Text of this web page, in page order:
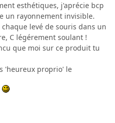
esthétiques, j'aprécie bcp
un rayonnement invisible.
levé de souris dans un
C légérement soulant !
que moi sur ce produit tu
'heureux proprio' le